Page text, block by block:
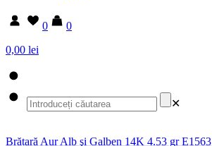
0
0
0,00 lei
✕
Brățară Aur Alb şi Galben 14K 4.53 gr E1563